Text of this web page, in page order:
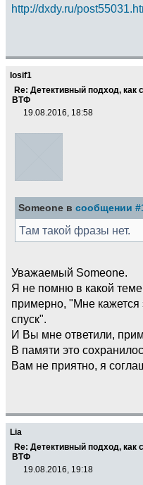
http://dxdy.ru/
Iosif1
Re: Детективный подход, как
ВТФ
19.08.2016, 18:58
Someone в сообщении
Там такой фразы нет.
Уважаемый Someone.
Я не помню в какой
примерно, "Мне кажется
спуск".
И Вы мне ответили,
В памяти это
Вам не приятно, я
Lia
Re: Детективный подход, как
ВТФ
19.08.2016, 19:18